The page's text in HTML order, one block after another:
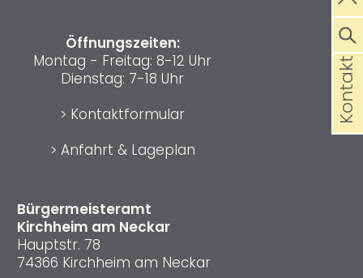
Bürgermeisteramt
Kirchheim am Neckar
Hauptstr. 78
74366 Kirchheim am Neckar
Öffnungszeiten:
Montag - Freitag: 8-12 Uhr
Dienstag: 7-18 Uhr
> Kontaktformular
> Anfahrt & Lageplan
Kontakt